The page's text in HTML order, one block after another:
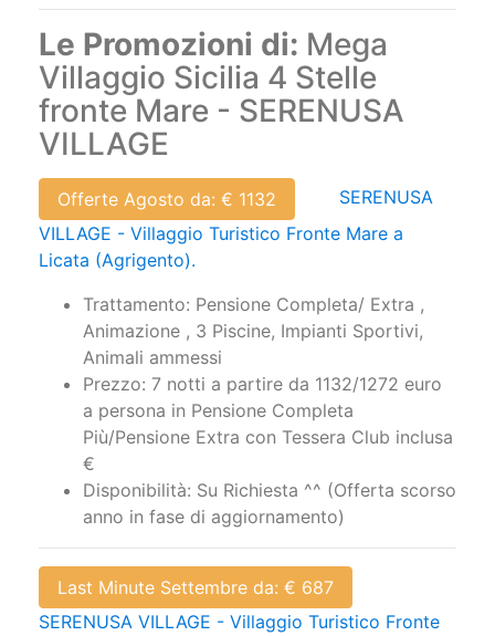
Le Promozioni di: Mega
Villaggio Sicilia 4 Stelle
fronte Mare - SERENUSA
VILLAGE
Offerte Agosto da: € 1132
SERENUSA
VILLAGE - Villaggio Turistico Fronte Mare a
Licata (Agrigento).
Trattamento: Pensione Completa/ Extra ,
Animazione , 3 Piscine, Impianti Sportivi,
Animali ammessi
Prezzo: 7 notti a partire da 1132/1272 euro
a persona in Pensione Completa
Più/Pensione Extra con Tessera Club inclusa
€
Disponibilità: Su Richiesta ^^ (Offerta scorso
anno in fase di aggiornamento)
Last Minute Settembre da: € 687
SERENUSA VILLAGE - Villaggio Turistico Fronte